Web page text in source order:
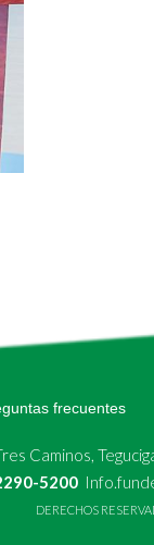
frecuentes
Caminos,
5200
DERECHOS